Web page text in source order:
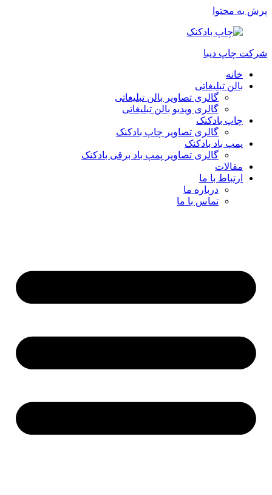
پرش به محتوا
شرکت چاپ دیبا
خانه
بالن تبلیغاتی
گالری تصاویر بالن تبلیغاتی
گالری ویدیو بالن تبلیغاتی
چاپ بادکنک
گالری تصاویر چاپ بادکنک
پمپ باد بادکنک
گالری تصاویر پمپ باد برقی بادکنک
مقالات
ارتباط با ما
درباره ما
تماس با ما